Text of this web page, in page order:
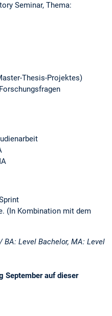
Seminar, Thema:
Thesis-Projektes)
(In Kombination mit dem
Level Bachelor, MA: Level
September auf dieser